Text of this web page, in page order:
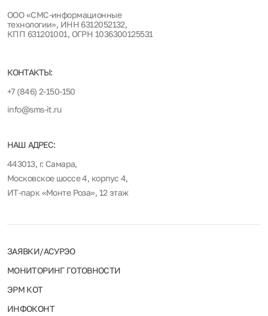
ООО «СМС-информационные
технологии», ИНН 6312052132,
КПП 631201001, ОГРН 1036300125531
КОНТАКТЫ:
+7 (846) 2-150-150
info@sms-it.ru
НАШ АДРЕС:
443013, г. Самара,
Московское шоссе 4, корпус 4,
ИТ-парк «Монте Роза», 12 этаж
ЗАЯВКИ/АСУРЭО
МОНИТОРИНГ ГОТОВНОСТИ
ЭРМ КОТ
ИНФОКОНТ